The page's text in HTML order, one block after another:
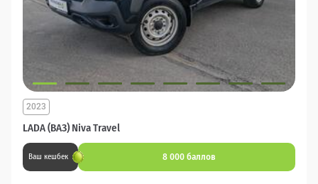
LADA (ВАЗ) Niva Travel
2023
Ваш кешбек 8 000 баллов